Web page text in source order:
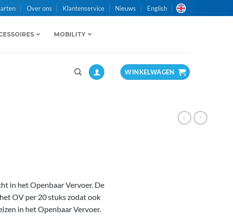
Over ons Klantenservice Nieuws English
MOBILITY
WINKELWAGEN
in het Openbaar Vervoer. De
OV per 20 stuks zodat ook
in het Openbaar Vervoer.